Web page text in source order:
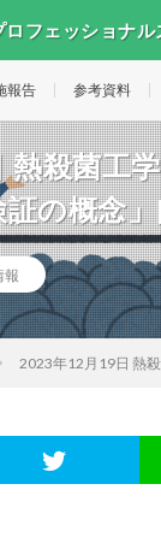
フェッショナル
報告 参考資料
熱殺菌工
の概念
報
2023年12月19日 熱